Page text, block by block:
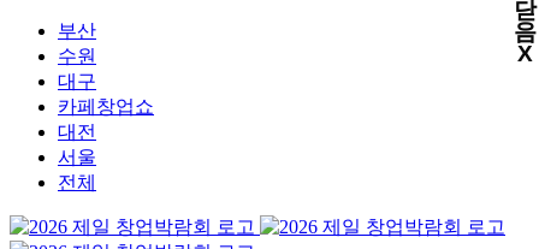
부산
수원
대구
카페창업쇼
대전
서울
전체
X
X
X
X
닫
음
X